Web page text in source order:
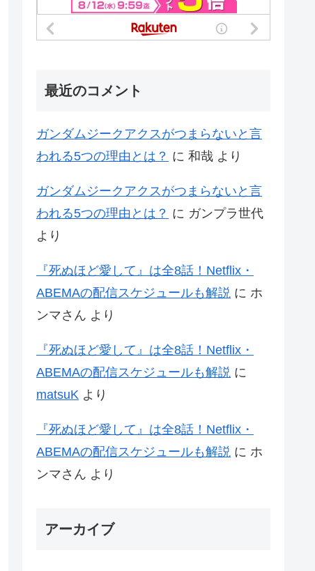
最近のコメント
ガンダムジークアクスがつまらないと言
われる5つの理由とは？ に 和哉 より
ガンダムジークアクスがつまらないと言
われる5つの理由とは？ に ガンプラ世代
より
『死ぬほど愛して』は全8話！Netflix・
ABEMAの配信スケジュールも解説 に ホ
ンマさん より
『死ぬほど愛して』は全8話！Netflix・
ABEMAの配信スケジュールも解説 に
matsuK より
『死ぬほど愛して』は全8話！Netflix・
ABEMAの配信スケジュールも解説 に ホ
ンマさん より
アーカイブ